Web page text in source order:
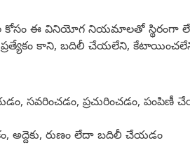
కోసం ఈ వినియోగ నియమాలతో స్థిరంగా
కాని, బదిలీ చేయలేని, కేటాయించలేని
సవరించడం, ప్రచురించడం, పంపిణీ
అద్దెకు, రుణం లేదా బదిలీ చేయడం